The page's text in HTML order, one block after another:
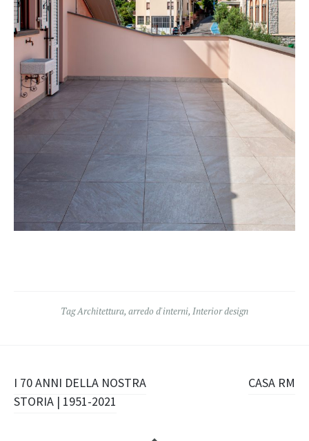
TagArchitettura, arredo d'interni, Interior design
Navigazione
articolo
I 70 ANNI DELLA NOSTRA
STORIA | 1951-2021
CASA RM